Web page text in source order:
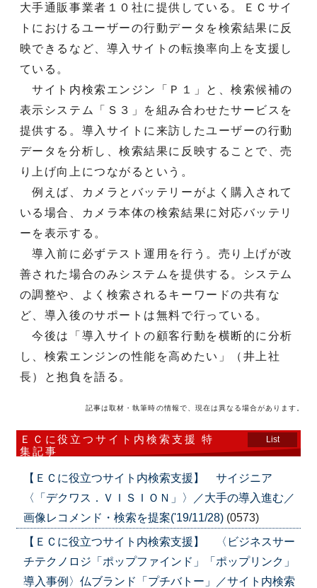
大手通販事業者１０社に提供している。ＥＣサイ
トにおけるユーザーの行動データを検索結果に反
映できるなど、導入サイトの転換率向上を支援し
ている。
サイト内検索エンジン「Ｐ１」と、検索候補の
表示システム「Ｓ３」を組み合わせたサービスを
提供する。導入サイトに来訪したユーザーの行動
データを分析し、検索結果に反映することで、売
り上げ向上につながるという。
例えば、カメラとバッテリーがよく購入されて
いる場合、カメラ本体の検索結果に対応バッテリ
ーを表示する。
導入前に必ずテスト運用を行う。売り上げが改
善された場合のみシステムを提供する。システム
の調整や、よく検索されるキーワードの共有な
ど、導入後のサポートは無料で行っている。
今後は「導入サイトの顧客行動を横断的に分析
し、検索エンジンの性能を高めたい」（井上社
長）と抱負を語る。
記事は取材・執筆時の情報で、現在は異なる場合があります。
ＥＣに役立つサイト内検索支援 特
集記事
List
【ＥＣに役立つサイト内検索支援】 サイジニア
〈「デクワス．ＶＩＳＩＯＮ」〉／大手の導入進む／
画像レコメンド・検索を提案('19/11/28) (0573)
【ＥＣに役立つサイト内検索支援】 〈ビジネスサー
チテクノロジ「ポップファインド」「ポップリンク」
導入事例〉仏ブランド「プチバトー」／サイト内検索